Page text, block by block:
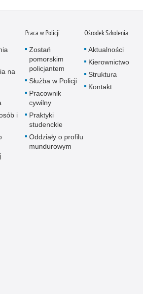
na
i
Praca w Policji
Zostań
pomorskim
policjantem
Służba w Policji
Pracownik
cywilny
Praktyki
studenckie
Oddziały o profilu
mundurowym
Ośrodek Szkolenia
Aktualności
Kierownictwo
Struktura
Kontakt